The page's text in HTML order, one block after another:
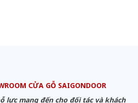
CỬA GỖ SAIGONDOOR
lực mang đến cho đối tác và khách